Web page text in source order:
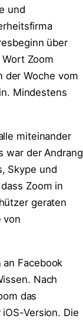
und
über
Zoom
der Woche vom
Mindestens
miteinander
war der Andrang
Skype und
Zoom in
geraten
von
Facebook
Nach
das
Version. Die